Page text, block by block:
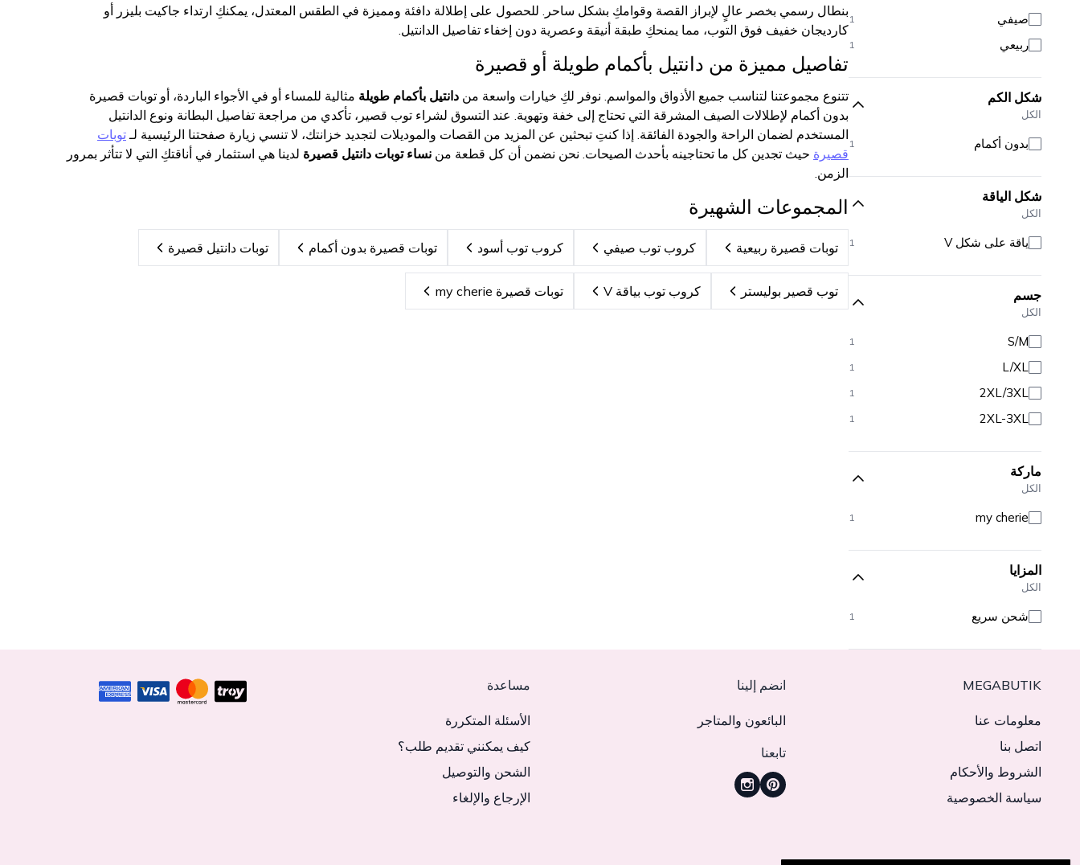
صيفي 1
ربيعي 1
شكل الكم
الكل
بدون أكمام 1
شكل الياقة
الكل
ياقة على شكل V 1
جسم
الكل
S/M
1
L/XL
1
2XL/3XL
1
2XL-3XL
1
ماركة
الكل
my cherie
1
المزايا
الكل
شحن سريع 1
بنطال رسمي بخصر عالٍ لإبراز القصة وقوامكِ بشكل ساحر. للحصول على إطلالة دافئة ومميزة في الطقس المعتدل، يمكنكِ ارتداء جاكيت بليزر أو
كارديجان خفيف فوق التوب، مما يمنحكِ طبقة أنيقة وعصرية دون إخفاء تفاصيل الدانتيل.
تفاصيل مميزة من دانتيل بأكمام طويلة أو قصيرة
تتنوع مجموعتنا لتناسب جميع الأذواق والمواسم. نوفر لكِ خيارات واسعة من دانتيل بأكمام طويلة مثالية للمساء أو في الأجواء الباردة، أو توبات قصيرة
بدون أكمام لإطلالات الصيف المشرقة التي تحتاج إلى خفة وتهوية. عند التسوق لشراء توب قصير، تأكدي من مراجعة تفاصيل البطانة ونوع الدانتيل
المستخدم لضمان الراحة والجودة الفائقة. إذا كنتِ تبحثين عن المزيد من القصات والموديلات لتجديد خزانتك، لا تنسي زيارة صفحتنا الرئيسية لـتوبات
قصيرة حيث تجدين كل ما تحتاجينه بأحدث الصيحات. نحن نضمن أن كل قطعة من نساء توبات دانتيل قصيرة لدينا هي استثمار في أناقتكِ التي لا تتأثر بمرور
الزمن.
المجموعات الشهيرة
توبات قصيرة ربيعية كروب توب صيفي كروب توب أسود توبات قصيرة بدون أكمام توبات دانتيل قصيرة
توب قصير بوليستر كروب توب بياقة V توبات قصيرة my cherie
MEGABUTIK
معلومات عنا
اتصل بنا
الشروط والأحكام
سياسة الخصوصية
انضم إلينا
البائعون والمتاجر
تابعنا
مساعدة
الأسئلة المتكررة
كيف يمكنني تقديم طلب؟
الشحن والتوصيل
الإرجاع والإلغاء